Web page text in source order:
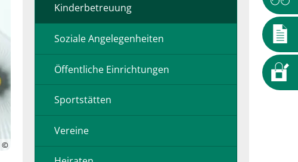
Kinderbetreuung
Soziale Angelegenheiten
Öffentliche Einrichtungen
Sportstätten
Vereine